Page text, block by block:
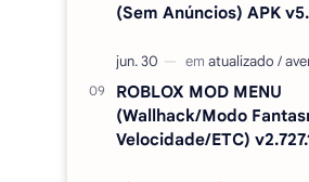
(Sem Anúncios) APK
ROBLOX MOD MENU
(Wallhack/Modo
Velocidade/ETC)